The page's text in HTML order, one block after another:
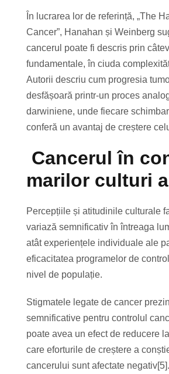
În lucrarea lor de referință, „The
Cancer”, Hanahan și Weinberg
cancerul poate fi descris prin
fundamentale, în ciuda
Autorii descriu cum progresia
desfășoară printr-un proces
darwiniene, unde fiecare
conferă un avantaj de creștere
Cancerul în
marilor culturi
Percepțiile și atitudinile culturale
variază semnificativ în întreaga
atât experiențele individuale ale
eficacitatea programelor de
nivel de populație.
Stigmatele legate de cancer
semnificative pentru controlul
poate avea un efect de reducere
care eforturile de creștere a
cancerului sunt afectate